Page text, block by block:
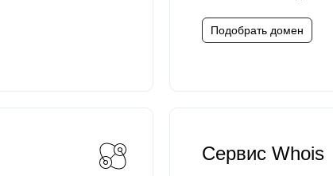
Подобрать домен
Сервис Whois